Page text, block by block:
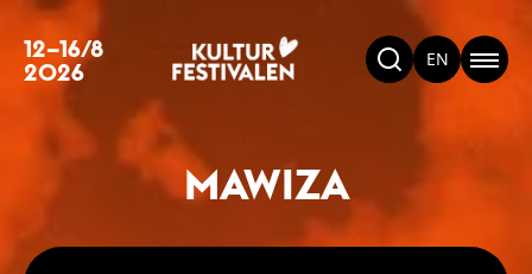
12–16/8
2026 EN
MAWIZA